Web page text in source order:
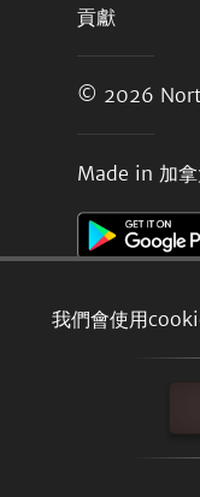
我們會使用
貢獻
© 2026
Made in 加拿